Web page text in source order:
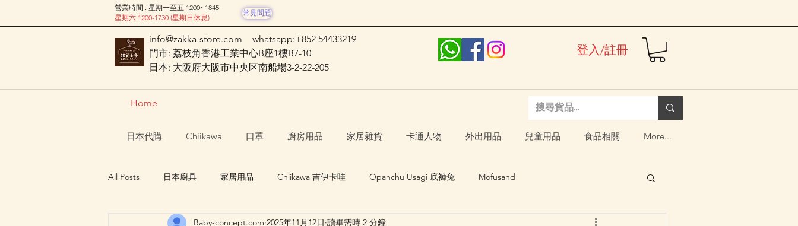
營業時間 : 星期一至五 1200~1845
星期六 1200-1730 (星期日休息)
常見問題
info@zakka-store.com
whatsapp:+852 54433219
門市: 荔枝角香港工業中心B座1樓B7-10
日本: 大阪府大阪市中央区南船場3-2-22-205
登入/註冊
Home
日本代購 Chiikawa 口罩 廚房用品 家居雜貨 卡通人物 外出用品 兒童用品 食品相關 More...
All Posts 日本廚具 家居用品 Chiikawa 吉伊卡哇 Opanchu Usagi 底褲兔 Mofusand
Baby-concept.com 2025年11月12日 讀畢需時 2 分鐘